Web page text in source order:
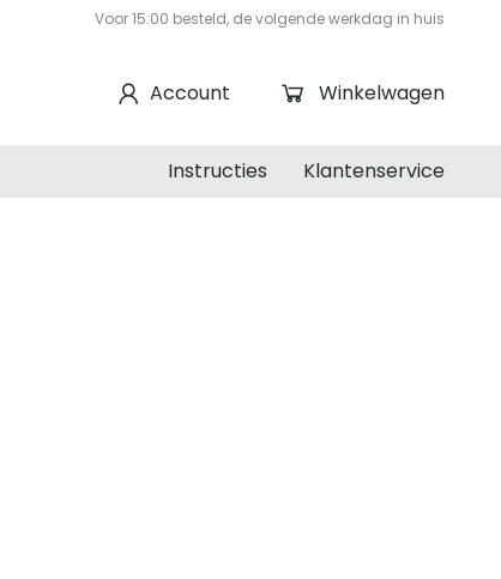
Voor 15:00 besteld, de volgende werkdag in huis
Winkelwagen
Account
Klantenservice
Instructies